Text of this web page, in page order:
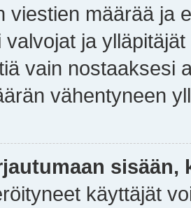
viestien määrää ja
valvojat ja
vain nostaaksesi
vähentyneen
sisään,
käyttäjät